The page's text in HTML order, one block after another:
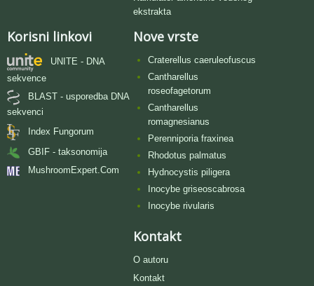
ekstrakta
Korisni linkovi
UNITE - DNA
sekvence
BLAST - usporedba DNA
sekvenci
Index Fungorum
GBIF - taksonomija
MushroomExpert.Com
Nove vrste
Craterellus caeruleofuscus
Cantharellus
roseofagetorum
Cantharellus
romagnesianus
Perenniporia fraxinea
Rhodotus palmatus
Hydnocystis piligera
Inocybe griseoscabrosa
Inocybe rivularis
Kontakt
O autoru
Kontakt